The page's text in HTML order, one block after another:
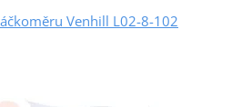
Venhill L02-8-102